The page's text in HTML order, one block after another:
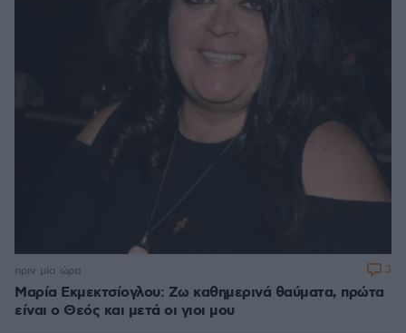
Μαρία Εκμεκτσίογλου: Ζω καθημερινά θαύματα, πρώτα
είναι ο Θεός και μετά οι γιοι μου
πριν μία ώρα 3